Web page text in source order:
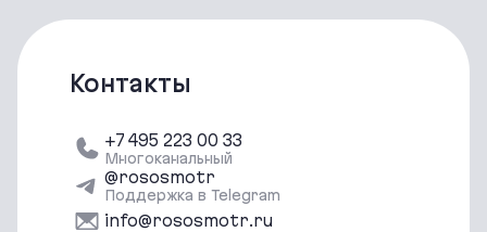
Контакты
+7 495 223 00 33
Многоканальный
@rososmotr
Поддержка в Telegram
info@rososmotr.ru